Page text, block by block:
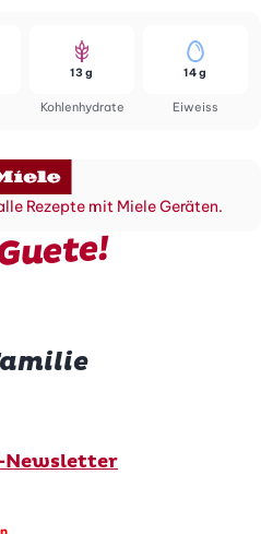
Kohlenhydrate
13 g
Eiweiss
14 g
Rezepte mit Miele Geräten.